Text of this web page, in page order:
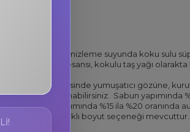
koku, yer temizleme suyunda koku sulu
esansı, sabun esansı, kokulu taş yağı olarakta
Çamaşır makinesinde yumuşatıcı gözüne,
yağ kullanabilirsiniz.
Sabun yapımında
Parfüm yapımında %15 ila %20 oranında
6 farklı boyut seçeneği mevcuttur.